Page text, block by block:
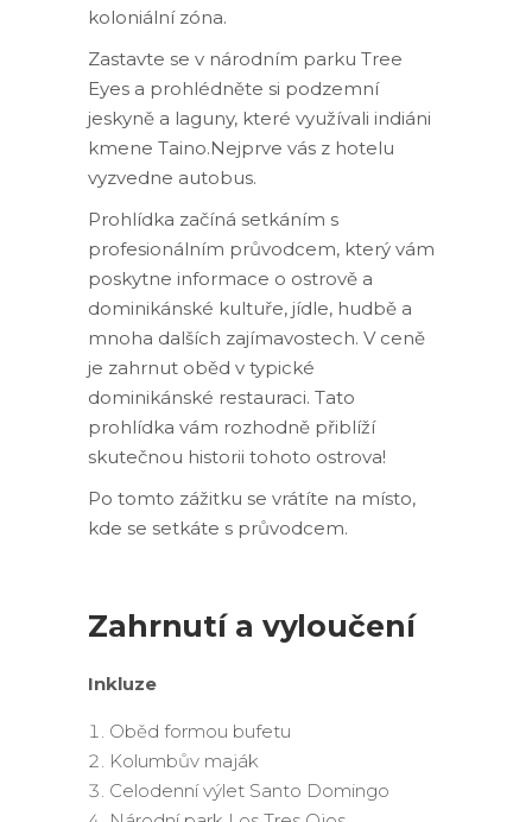
koloniální zóna.
Zastavte se v národním parku Tree
Eyes a prohlédněte si podzemní
jeskyně a laguny, které využívali indiáni
kmene Taino.Nejprve vás z hotelu
vyzvedne autobus.
Prohlídka začíná setkáním s
profesionálním průvodcem, který vám
poskytne informace o ostrově a
dominikánské kultuře, jídle, hudbě a
mnoha dalších zajímavostech. V ceně
je zahrnut oběd v typické
dominikánské restauraci. Tato
prohlídka vám rozhodně přiblíží
skutečnou historii tohoto ostrova!
Po tomto zážitku se vrátíte na místo,
kde se setkáte s průvodcem.
Zahrnutí a vyloučení
Inkluze
Oběd formou bufetu
Kolumbův maják
Celodenní výlet Santo Domingo